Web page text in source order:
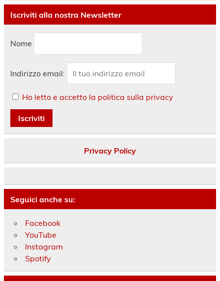
Iscriviti alla nostra Newsletter
Nome
Indirizzo email:
Ho letto e accetto la politica sulla privacy
Privacy Policy
Seguici anche su:
Facebook
YouTube
Instagram
Spotify